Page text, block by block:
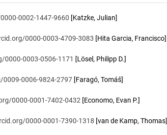
0002-1447-9660 [Katzke, Julian]
0000-0003-4709-3083 [Hita Garcia, Francisco]
0000-0003-0506-1171 [Lösel, Philipp D.]
0006-9824-2797 [Faragó, Tomáš]
0000-0001-7402-0432 [Economo, Evan P.]
0000-0001-7390-1318 [van de Kamp, Thomas]